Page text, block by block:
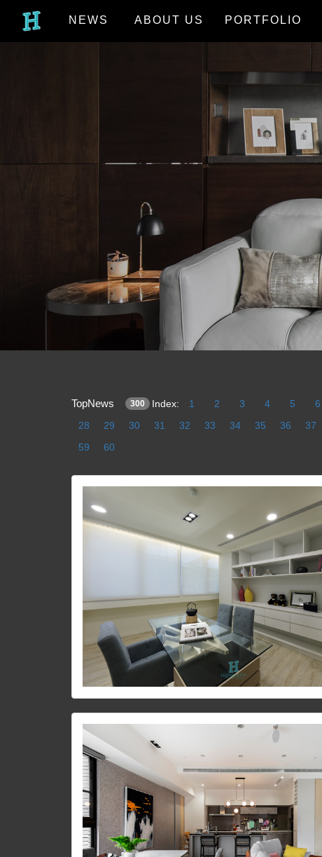
NEWS ABOUT US PORTFOLIO
TopNews 300 Index: 1 2 3 4 5 6
28
29 30 31 32 33 34 35 36 37
59
60